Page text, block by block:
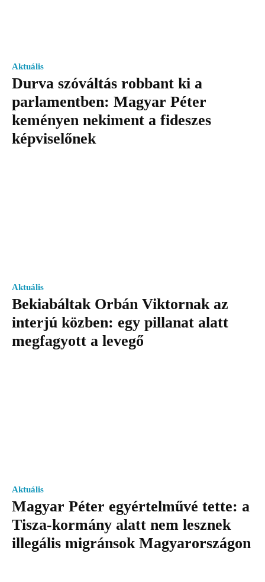
Aktuális
Durva szóváltás robbant ki a
parlamentben: Magyar Péter
keményen nekiment a fideszes
képviselőnek
Aktuális
Bekiabáltak Orbán Viktornak az
interjú közben: egy pillanat alatt
megfagyott a levegő
Aktuális
Magyar Péter egyértelművé tette: a
Tisza-kormány alatt nem lesznek
illegális migránsok Magyarországon